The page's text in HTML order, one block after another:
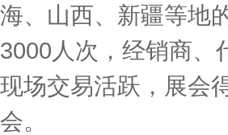
海、山西、新疆等地
3000人次，经销商、
现场交易活跃，展会
会。